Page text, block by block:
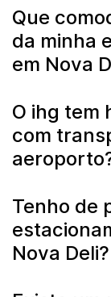
Que
da minha
em Nova
O ihg tem
com
Tenho de
Nova Deli?